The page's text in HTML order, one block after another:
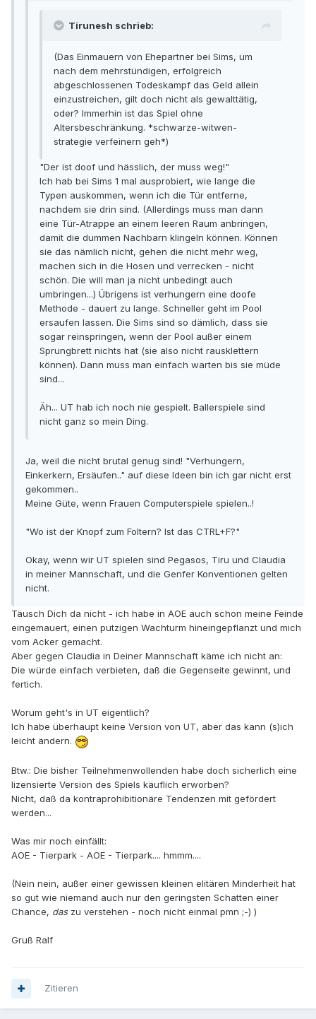
Tirunesh schrieb:
(Das Einmauern von Ehepartner bei Sims, um
nach dem mehrstündigen, erfolgreich
abgeschlossenen Todeskampf das Geld allein
einzustreichen, gilt doch nicht als gewalttätig,
oder? Immerhin ist das Spiel ohne
Altersbeschränkung. *schwarze-witwen-
strategie verfeinern geh*)
"Der ist doof und hässlich, der muss weg!"
Ich hab bei Sims 1 mal ausprobiert, wie lange die
Typen auskommen, wenn ich die Tür entferne,
nachdem sie drin sind. (Allerdings muss man dann
eine Tür-Atrappe an einem leeren Raum anbringen,
damit die dummen Nachbarn klingeln können. Können
sie das nämlich nicht, gehen die nicht mehr weg,
machen sich in die Hosen und verrecken - nicht
schön. Die will man ja nicht unbedingt auch
umbringen...) Übrigens ist verhungern eine doofe
Methode - dauert zu lange. Schneller geht im Pool
ersaufen lassen. Die Sims sind so dämlich, dass sie
sogar reinspringen, wenn der Pool außer einem
Sprungbrett nichts hat (sie also nicht rausklettern
können). Dann muss man einfach warten bis sie müde
sind...
Äh... UT hab ich noch nie gespielt. Ballerspiele sind
nicht ganz so mein Ding.
Ja, weil die nicht brutal genug sind! "Verhungern,
Einkerkern, Ersäufen.." auf diese Ideen bin ich gar nicht erst
gekommen..
Meine Güte, wenn Frauen Computerspiele spielen..!
"Wo ist der Knopf zum Foltern? Ist das CTRL+F?"
Okay, wenn wir UT spielen sind Pegasos, Tiru und Claudia
in meiner Mannschaft, und die Genfer Konventionen gelten
nicht.
Täusch Dich da nicht - ich habe in AOE auch schon meine Feinde
eingemauert, einen putzigen Wachturm hineingepflanzt und mich
vom Acker gemacht.
Aber gegen Claudia in Deiner Mannschaft käme ich nicht an:
Die würde einfach verbieten, daß die Gegenseite gewinnt, und
fertich.
Worum geht's in UT eigentlich?
Ich habe überhaupt keine Version von UT, aber das kann (s)ich
leicht ändern.
Btw.: Die bisher Teilnehmenwollenden habe doch sicherlich eine
lizensierte Version des Spiels käuflich erworben?
Nicht, daß da kontraprohibitionäre Tendenzen mit gefördert
werden...
Was mir noch einfällt:
AOE - Tierpark - AOE - Tierpark.... hmmm....
(Nein nein, außer einer gewissen kleinen elitären Minderheit hat
so gut wie niemand auch nur den geringsten Schatten einer
Chance, daszu verstehen - noch nicht einmal pmn ;-) )
Gruß Ralf
Zitieren